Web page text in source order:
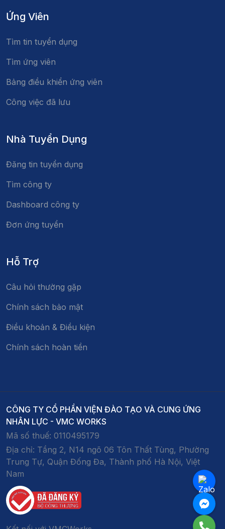
Ứng Viên
Tìm tin tuyển dụng
Tìm ứng viên
Bảng điều khiển ứng viên
Công việc đã lưu
Nhà Tuyển Dụng
Đăng tin tuyển dụng
Tìm công ty
Dashboard công ty
Đơn ứng tuyển
Hỗ Trợ
Câu hỏi thường gặp
Chính sách bảo mật
Điều khoản & Điều kiện
Chính sách hoàn tiền
CÔNG TY CỔ PHẦN VIỆN ĐÀO TẠO VÀ CUNG ỨNG
NHÂN LỰC - VMC WORKS
Mã số thuế: 0110495179
Địa chỉ: Tầng 2, N14 ngõ 06 Tôn Thất Tùng, Phường
Trung Tự, Quận Đống Đa, Thành phố Hà Nội, Việt
Nam